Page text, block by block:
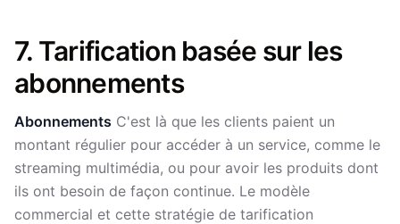
7. Tarification basée sur les
abonnements
Abonnements C'est là que les clients paient un
montant régulier pour accéder à un service, comme le
streaming multimédia, ou pour avoir les produits dont
ils ont besoin de façon continue. Le modèle
commercial et cette stratégie de tarification